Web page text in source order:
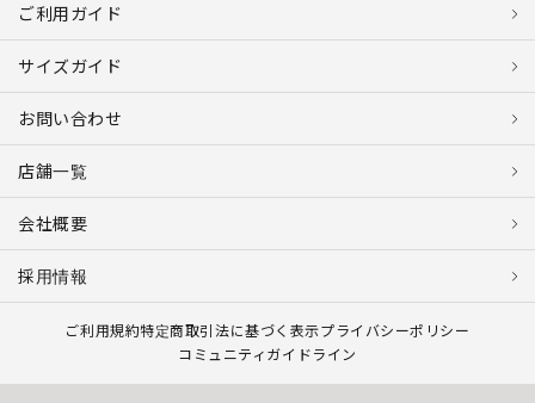
ご利用ガイド
サイズガイド
お問い合わせ
店舗一覧
会社概要
採用情報
ご利用規約特定商取引法に基づく表示プライバシーポリシー
コミュニティガイドライン